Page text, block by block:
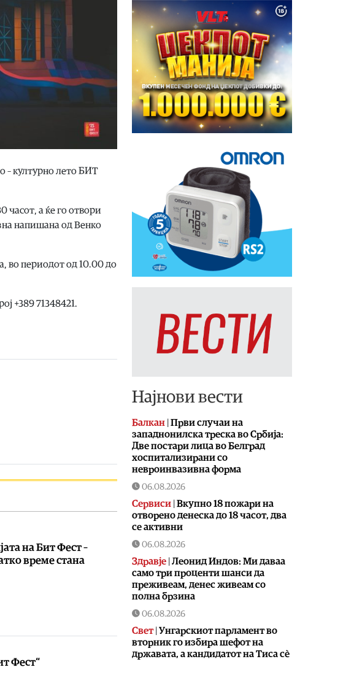
– културно лето БИТ
часот, а ќе го отвори
напишана од Венко
во периодот од 10.00 до
+389 71348421.
на Бит Фест –
време стана
Фест“
Најнови вести
Балкан | Први случаи на
западнонилска треска во Србија:
Две постари лица во Белград
хоспитализирани со
невроинвазивна форма
06.08.2026
Сервиси | Вкупно 18 пожари на
отворено денеска до 18 часот, два
се активни
06.08.2026
Здравје | Леонид Индов: Ми даваа
само три проценти шанси да
преживеам, денес живеам со
полна брзина
06.08.2026
Свет| Унгарскиот парламент во
вторник го избира шефот на
државата, а кандидатот на Тиса сè